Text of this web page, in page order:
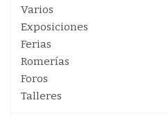
Varios
Exposiciones
Ferias
Romerías
Foros
Talleres